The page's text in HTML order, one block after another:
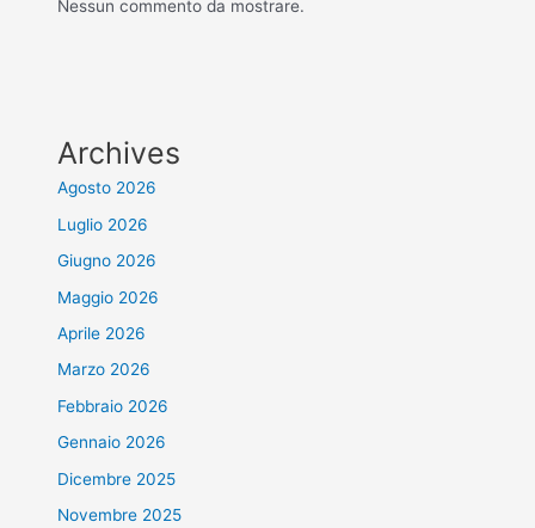
Nessun commento da mostrare.
Archives
Agosto 2026
Luglio 2026
Giugno 2026
Maggio 2026
Aprile 2026
Marzo 2026
Febbraio 2026
Gennaio 2026
Dicembre 2025
Novembre 2025